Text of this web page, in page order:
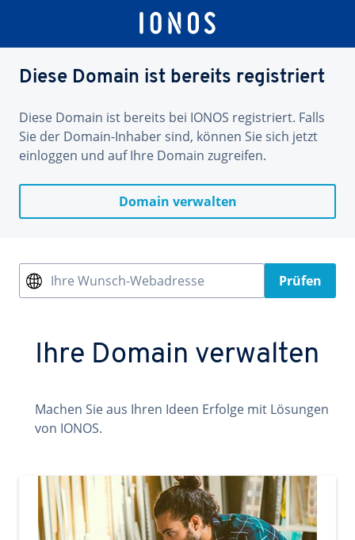
Diese Domain ist bereits registriert
Diese Domain ist bereits bei IONOS registriert. Falls
Sie der Domain-Inhaber sind, können Sie sich jetzt
einloggen und auf Ihre Domain zugreifen.
Domain verwalten
Ihre Wunsch-Webadresse Prüfen
Ihre Domain verwalten
Machen Sie aus Ihren Ideen Erfolge mit Lösungen
von IONOS.